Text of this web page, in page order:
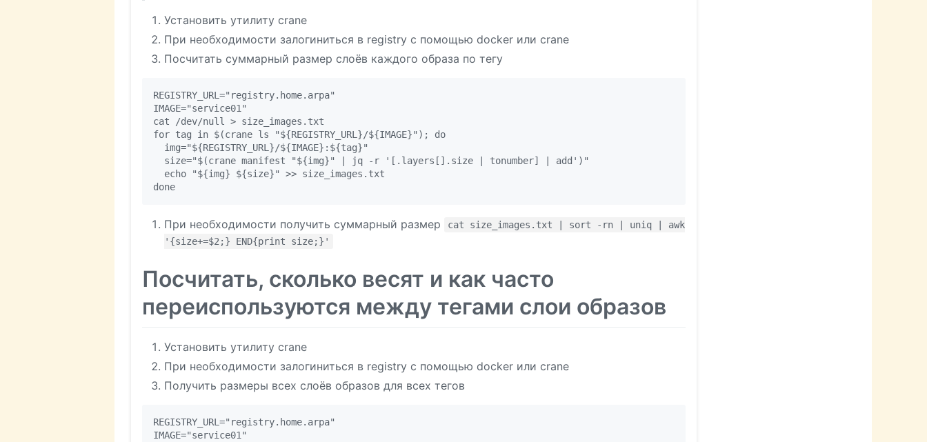
Установить утилиту crane
При необходимости залогиниться в registry с помощью docker или crane
Посчитать суммарный размер слоёв каждого образа по тегу
REGISTRY_URL="registry.home.arpa"
IMAGE="service01"
cat /dev/null > size_images.txt
for tag in $(crane ls "${REGISTRY_URL}/${IMAGE}"); do
  img="${REGISTRY_URL}/${IMAGE}:${tag}"
  size="$(crane manifest "${img}" | jq -r '[.layers[].size | tonumber] | add')"
  echo "${img} ${size}" >> size_images.txt
При необходимости получить суммарный размер
cat size_images.txt | sort -rn | uniq | awk
'{size+=$2;} END{print size;}'
Посчитать, сколько весят и как часто
переиспользуются между тегами слои образов
Установить утилиту crane
При необходимости залогиниться в registry с помощью docker или crane
Получить размеры всех слоёв образов для всех тегов
REGISTRY_URL="registry.home.arpa"
IMAGE="service01"